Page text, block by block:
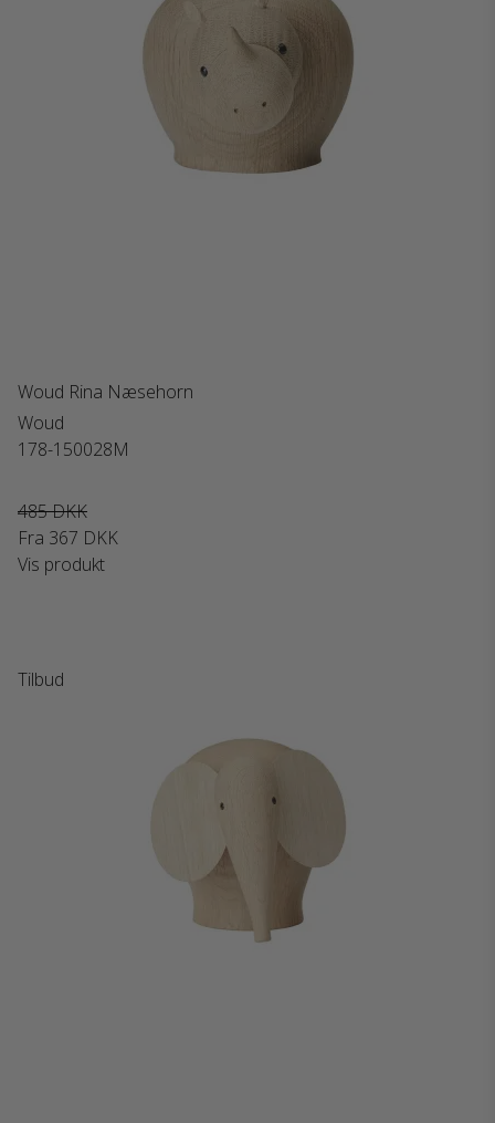
Woud Rina Næsehorn
Woud
178-150028M
485 DKK
Fra 367 DKK
Vis produkt
Tilbud